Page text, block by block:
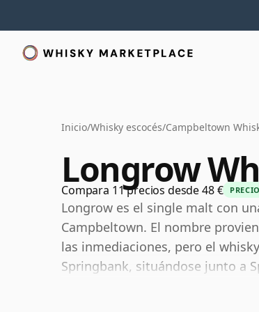
Inicio/Whisky escocés/Campbeltown
Longrow
Compara 11 precios desde 48 €
Longrow es el single malt con
Campbeltown. El nombre
las inmediaciones, pero el
Springbank, situándose junto a